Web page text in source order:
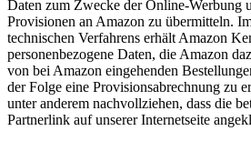
Daten zum Zwecke der Online-Werbung
Provisionen an Amazon zu übermitteln.
technischen Verfahrens erhält Amazon
personenbezogene Daten, die Amazon
von bei Amazon eingehenden
der Folge eine Provisionsabrechnung zu
unter anderem nachvollziehen, dass die
Partnerlink auf unserer Internetseite